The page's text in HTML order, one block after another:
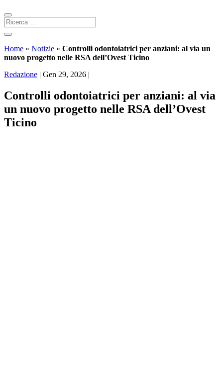
Home » Notizie » Controlli odontoiatrici per anziani: al via un
nuovo progetto nelle RSA dell’Ovest Ticino
Redazione | Gen 29, 2026 |
Controlli odontoiatrici per anziani: al via
un nuovo progetto nelle RSA dell’Ovest
Ticino